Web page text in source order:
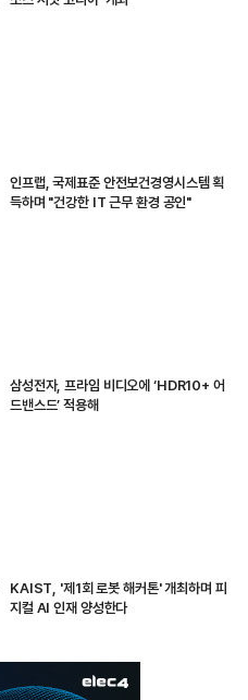
인프랩, 국제표준 안전보건경영시스템 획
득하며 "건강한 IT 근무 환경 공인"
삼성전자, 프라임 비디오에 ‘HDR10+ 어
드밴스드’ 적용해
KAIST, '제1회 로봇 해커톤' 개최하며 피
지컬 AI 인재 양성한다